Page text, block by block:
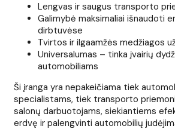
Lengvas ir saugus transporto
Galimybė maksimaliai išnaudoti
dirbtuvėse
Tvirtos ir ilgaamžės medžiagos
Universalumas – tinka įvairių
automobiliams
Ši įranga yra nepakeičiama tiek
specialistams, tiek transporto
salonų darbuotojams, siekiantiems
erdvę ir palengvinti automobilių